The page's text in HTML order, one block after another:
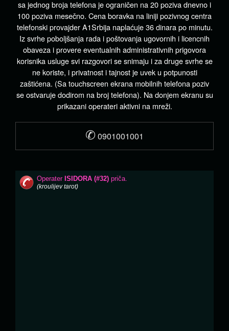
sa jednog broja telefona je ograničen na 20 poziva dnevno i
100 poziva mesečno. Cena boravka na liniji pozivnog centra
telefonski provajder A1Srbija naplaćuje 36 dinara po minutu.
Iz svrhe poboljšanja rada i poštovanja ugovornih i licencnih
obaveza i provere eventualnih administrativnih prigovora
korisnika usluge svi razgovori se snimaju i za druge svrhe se
ne koriste, i privatnost i tajnost je uvek u potpunosti
zaštićena. (Sa touchscreen ekrana mobilnih telefona poziv
se ostvaruje dodirom na broj telefona). Na donjem ekranu su
prikazani operateri aktivni na mreži.
✆ 0901001001